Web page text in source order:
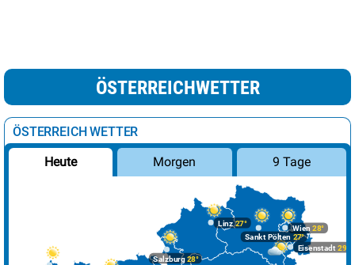
ÖSTERREICHWETTER
ÖSTERREICH WETTER
Heute Morgen 9 Tage
Linz27°
Salzburg28°
Wien 28°
Eisenstadt 29°
Sankt Pölten 27°